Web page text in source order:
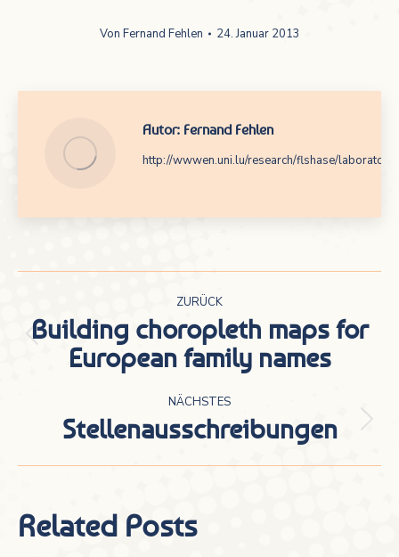
Von Fernand Fehlen 24. Januar 2013
Autor: Fernand Fehlen
http://wwwen.uni.lu/research/flshase/
Kommentarnavigation
ZURÜCK
Vorheriger
Beitrag:
Building choropleth maps for
European family names
NÄCHSTES
Nächster
Stellenausschreibungen
Related Posts